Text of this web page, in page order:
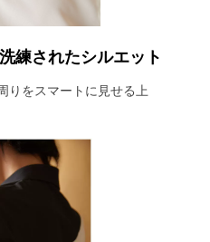
練されたシルエット
りをスマートに見せる上